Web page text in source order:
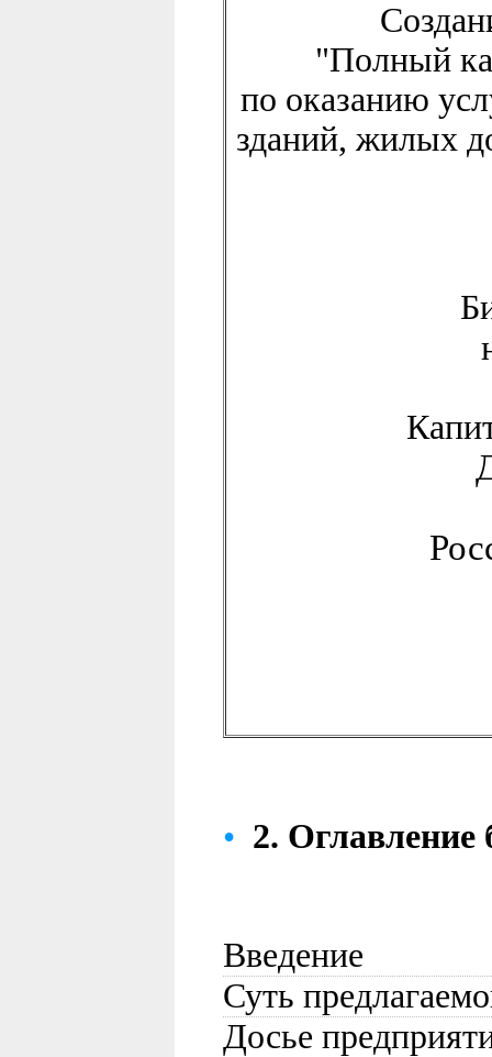
"Полный
по оказанию
зданий, жилых
• 2. Оглавление
Введение
Суть
Досье